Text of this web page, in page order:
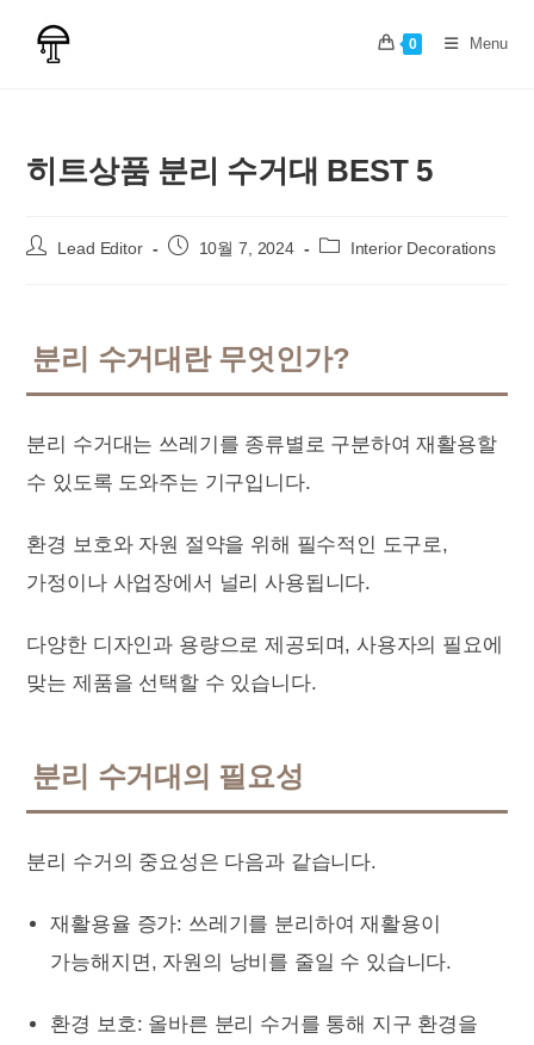
0 Menu
히트상품 분리 수거대 BEST 5
Post Lead Editor
Post 10월 7, 2024
Post Interior Decorations
분리 수거대란 무엇인가?
분리 수거대는 쓰레기를 종류별로 구분하여 재활용할
수 있도록 도와주는 기구입니다.
환경 보호와 자원 절약을 위해 필수적인 도구로,
가정이나 사업장에서 널리 사용됩니다.
다양한 디자인과 용량으로 제공되며, 사용자의 필요에
맞는 제품을 선택할 수 있습니다.
분리 수거대의 필요성
분리 수거의 중요성은 다음과 같습니다.
재활용율 증가: 쓰레기를 분리하여 재활용이
가능해지면, 자원의 낭비를 줄일 수 있습니다.
환경 보호: 올바른 분리 수거를 통해 지구 환경을